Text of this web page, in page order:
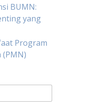
BUMN:
yang
Program